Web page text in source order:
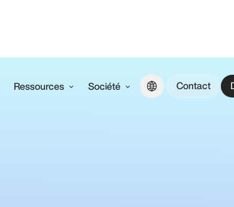
Ressources Société Contact